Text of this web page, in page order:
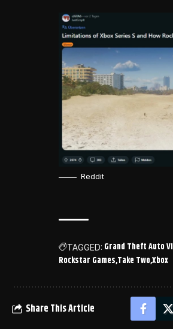
Reddit
TAGGED: Grand Theft Auto VI
Rockstar Games Take TwoXbox
Share This Article